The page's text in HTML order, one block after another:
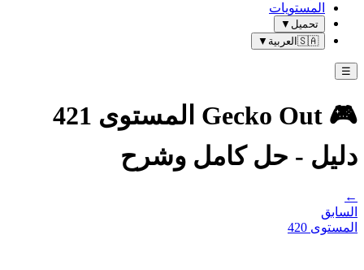
المستويات
تحميل ▼
🇸🇦 العربية ▼
☰
🎮 Gecko Out المستوى 421
دليل - حل كامل وشرح
←
السابق
المستوى 420